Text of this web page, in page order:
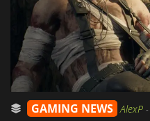
GAMING NEWS AlexP -